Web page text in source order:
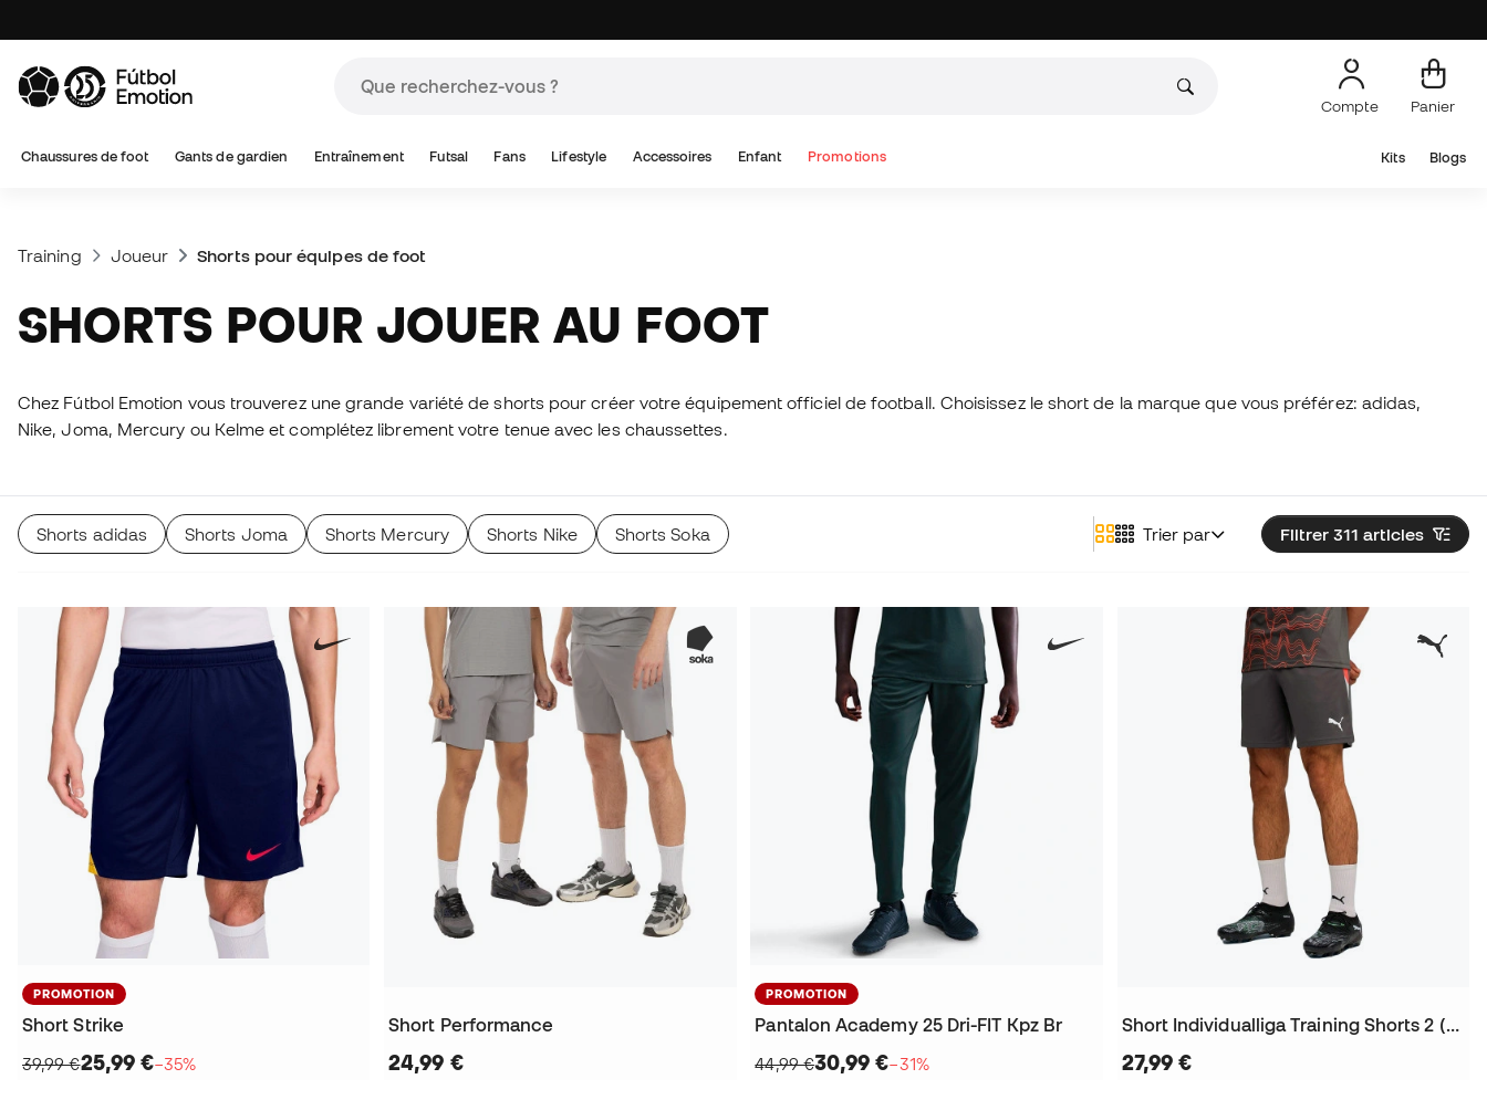
Compte Panier
Chaussures de foot Gants de gardien Entraînement Futsal Fans Lifestyle Accessoires Enfant Promotions Kits Blogs
Training Joueur Shorts pour équipes de foot
SHORTS POUR JOUER AU FOOT
Chez Fútbol Emotion vous trouverez une grande variété de shorts pour créer votre équipement officiel de football. Choisissez le short de la marque que vous préférez: adidas,
Nike, Joma, Mercury ou Kelme et complétez librement votre tenue avec les chaussettes.
Filtrer 311 articles
Trier par
Shorts adidas Shorts Joma Shorts Mercury Shorts Nike Shorts Soka
PROMOTION
Short Strike
39,99 €25,99 €−35%
Short Performance
24,99 €
PROMOTION
Pantalon Academy 25 Dri-FIT Kpz Br
44,99 €30,99 €−31%
Short Individualliga Training Shorts 2 (Open pockets)
27,99 €